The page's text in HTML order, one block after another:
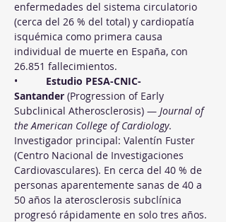
enfermedades del sistema circulatorio
(cerca del 26 % del total) y cardiopatía
isquémica como primera causa
individual de muerte en España, con
26.851 fallecimientos.
• Estudio PESA-CNIC-
Santander (Progression of Early
Subclinical Atherosclerosis) — Journal of
the American College of Cardiology.
Investigador principal: Valentín Fuster
(Centro Nacional de Investigaciones
Cardiovasculares). En cerca del 40 % de
personas aparentemente sanas de 40 a
50 años la aterosclerosis subclínica
progresó rápidamente en solo tres años.